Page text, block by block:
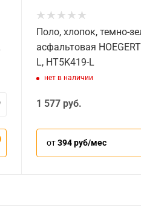
Поло, хлопок, темно-
асфальтовая
L, HT5K419-L
нет в наличии
1 577 руб.
от394 руб/мес